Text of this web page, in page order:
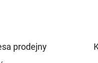
prodejny